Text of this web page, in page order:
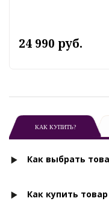
24 990 руб.
КАК КУПИТЬ?
Как выбрать
Как купить